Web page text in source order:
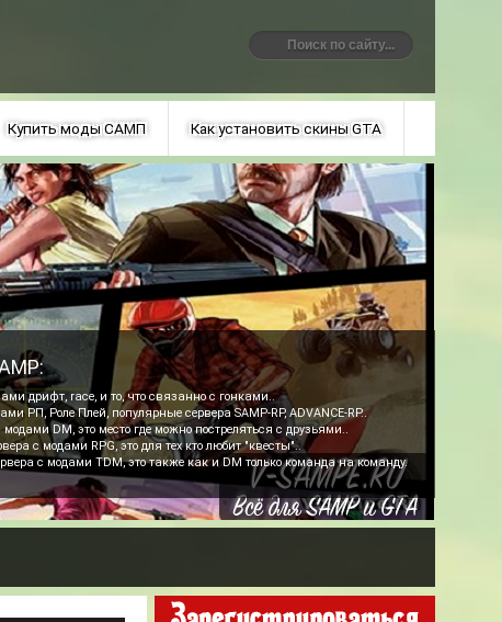
Купить моды САМП Как установить скины GTA
дрифт, race, и то, что связанно с гонками..
РП, Роле Плей, популярные сервера SAMP-RP, ADVANCE-RP..
модами DM, это место где можно постреляться с друзьями..
с модами RPG, это для тех кто любит "квесты"..
с модами TDM, это также как и DM только команда на команду.